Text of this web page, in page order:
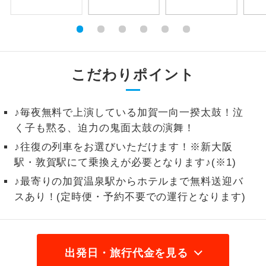
こだわりポイント
♪毎夜無料で上演している加賀一向一揆太鼓！泣
く子も黙る、迫力の鬼面太鼓の演舞！
♪往復の列車をお選びいただけます！※新大阪
駅・敦賀駅にて乗換えが必要となります♪(※1)
♪最寄りの加賀温泉駅からホテルまで無料送迎バ
スあり！(定時便・予約不要での運行となります)
出発日・旅行代金を見る
お部屋食
周りの音を気にせず、ガイドさんの説明
1名様催行
1名様から出発可能な個人型プランで
2名様催行
2名様から出発可能な個人型プランで
す。
おひとり様参
おひとり様限定でご参加いただけるコー
1名様1室同代
1名様1室利用でも追加料金がかからない
コースです。